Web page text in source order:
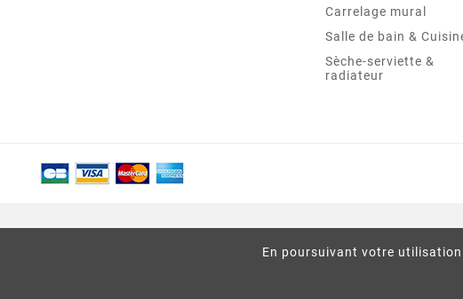
En poursuivant votre
Carrelage mural
Salle de bain &
Sèche-serviette &
radiateur